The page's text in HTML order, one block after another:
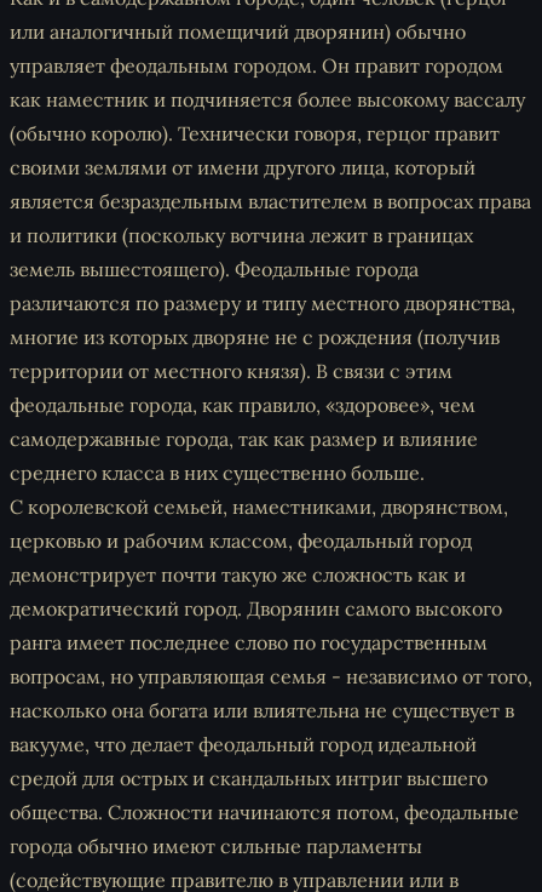
или аналогичный помещичий дворянин) обычно
управляет феодальным городом. Он правит городом
как наместник и подчиняется более высокому вассалу
(обычно королю). Технически говоря, герцог правит
своими землями от имени другого лица, который
является безраздельным властителем в вопросах права
и политики (поскольку вотчина лежит в границах
земель вышестоящего). Феодальные города
различаются по размеру и типу местного дворянства,
многие из которых дворяне не с рождения (получив
территории от местного князя). В связи с этим
феодальные города, как правило, «здоровее», чем
самодержавные города, так как размер и влияние
среднего класса в них существенно больше.
С королевской семьей, наместниками, дворянством,
церковью и рабочим классом, феодальный город
демонстрирует почти такую же сложность как и
демократический город. Дворянин самого высокого
ранга имеет последнее слово по государственным
вопросам, но управляющая семья - независимо от того,
насколько она богата или влиятельна не существует в
вакууме, что делает феодальный город идеальной
средой для острых и скандальных интриг высшего
общества. Сложности начинаются потом, феодальные
города обычно имеют сильные парламенты
(содействующие правителю в управлении или в